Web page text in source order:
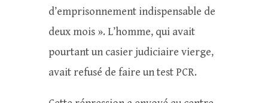
d’emprisonnement indispensable de
deux mois ». L’homme, qui avait
pourtant un casier judiciaire vierge,
avait refusé de faire un test PCR.